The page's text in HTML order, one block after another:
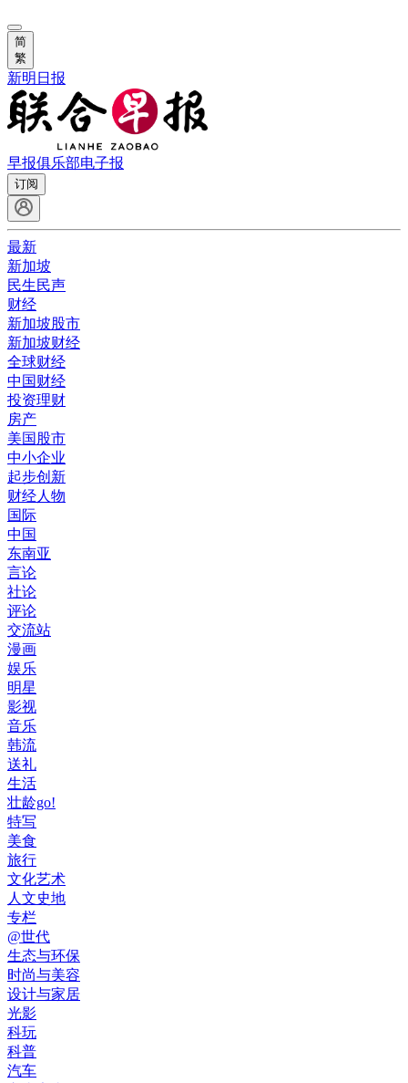
简
繁
新明日报
早报俱乐部电子报
订阅
最新
新加坡
民生民声
财经
新加坡股市
新加坡财经
全球财经
中国财经
投资理财
房产
美国股市
中小企业
起步创新
财经人物
国际
中国
东南亚
言论
社论
评论
交流站
漫画
娱乐
明星
影视
音乐
韩流
送礼
生活
壮龄go!
特写
美食
旅行
文化艺术
人文史地
专栏
@世代
生态与环保
时尚与美容
设计与家居
光影
科玩
科普
汽车